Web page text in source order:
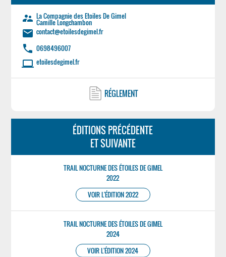
supervisor_account La Compagnie des Etoiles De Gimel
Camille Longchambon
email contact@etoilesdegimel.fr
phone 0698496007
laptop etoilesdegimel.fr
RÉGLEMENT
ÉDITIONS PRÉCÉDENTE
ET SUIVANTE
TRAIL NOCTURNE DES ÉTOILES DE GIMEL
2022
VOIR L'ÉDITION 2022
TRAIL NOCTURNE DES ÉTOILES DE GIMEL
2024
VOIR L'ÉDITION 2024